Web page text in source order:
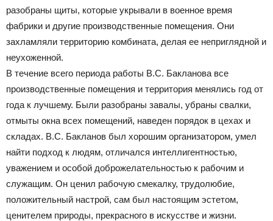
разобраны щиты, которые укрывали в военное время
фабрики и другие производственные помещения. Они
захламляли территорию комбината, делая ее неприглядной и
неухоженной.
В течение всего периода работы В.С. Бакланова все
производственные помещения и территория менялись год от
года к лучшему. Были разобраны завалы, убраны свалки,
отмыты окна всех помещений, наведен порядок в цехах и
складах. В.С. Бакланов был хорошим организатором, умел
найти подход к людям, отличался интеллигентностью,
уважением и особой доброжелательностью к рабочим и
служащим. Он ценил рабочую смекалку, трудолюбие,
положительный настрой, сам был настоящим эстетом,
ценителем природы, прекрасного в искусстве и жизни.